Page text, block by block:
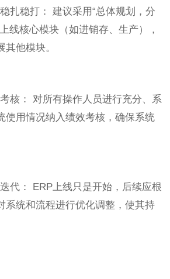
稳打： 建议采用“总体规划，分
线核心模块（如进销存、生产），
他模块。
： 对所有操作人员进行充分、系
使用情况纳入绩效考核，确保系统
： ERP上线只是开始，后续应根
系统和流程进行优化调整，使其持